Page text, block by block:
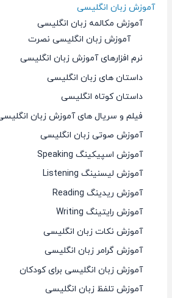
آموزش زبان انگلیسی
آموزش مکالمه زبان انگلیسی
آموزش زبان انگلیسی نصرت
نرم افزارهای آموزش زبان انگلیسی
داستان های زبان انگلیسی
داستان کوتاه انگلیسی
فیلم و سریال های آموزش زبان انگلیسی
آموزش صوتی زبان انگلیسی
آموزش اسپیکینگ Speaking
آموزش لیسنینگ Listening
آموزش ریدینگ Reading
آموزش رایتینگ Writing
آموزش نکات زبان انگلیسی
آموزش گرامر زبان انگلیسی
آموزش زبان انگلیسی برای کودکان
آموزش تلفظ زبان انگلیسی